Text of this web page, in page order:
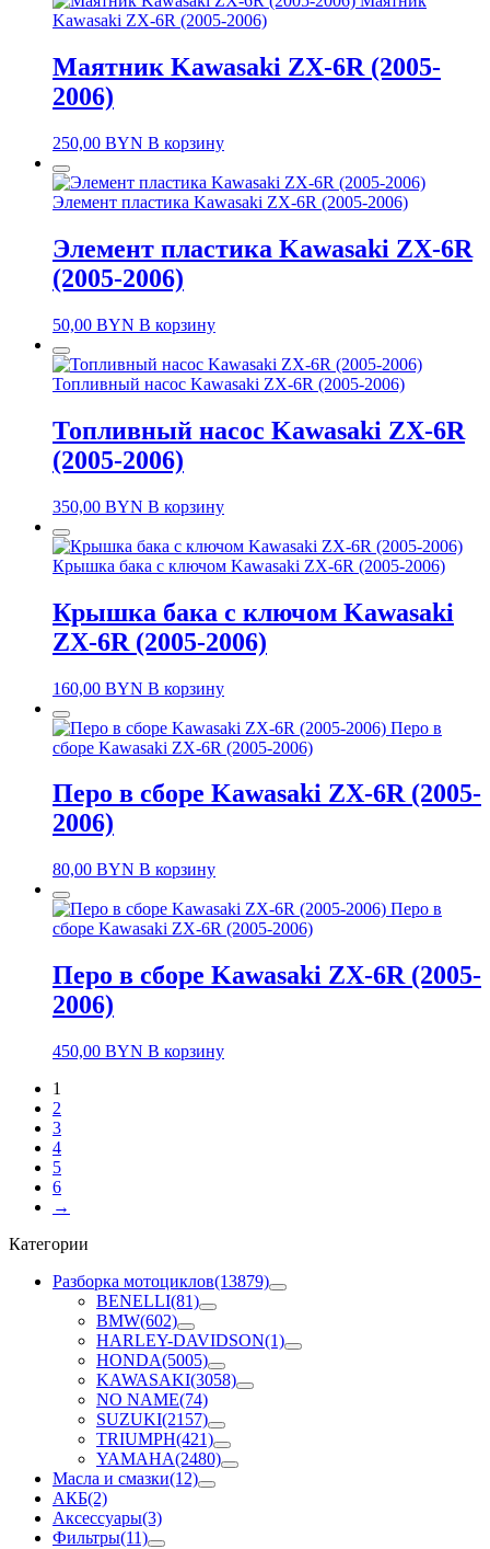
Kawasaki ZX-6R (2005-2006)
Маятник Kawasaki ZX-6R (2005-
2006)
250,00 BYN В корзину
Элемент пластика Kawasaki ZX-6R (2005-2006)
Элемент пластика Kawasaki ZX-6R
(2005-2006)
50,00 BYN В корзину
Топливный насос Kawasaki ZX-6R (2005-2006)
Топливный насос Kawasaki ZX-6R
(2005-2006)
350,00 BYN В корзину
Крышка бака с ключом Kawasaki ZX-6R (2005-2006)
Крышка бака с ключом Kawasaki
ZX-6R (2005-2006)
160,00 BYN В корзину
Перо в
сборе Kawasaki ZX-6R (2005-2006)
Перо в сборе Kawasaki ZX-6R (2005-
2006)
80,00 BYN В корзину
Перо в
сборе Kawasaki ZX-6R (2005-2006)
Перо в сборе Kawasaki ZX-6R (2005-
2006)
450,00 BYN В корзину
1
2
3
4
5
6
→
Категории
Разборка мотоциклов(13879)
BENELLI(81)
BMW(602)
HARLEY-DAVIDSON(1)
HONDA(5005)
KAWASAKI(3058)
NO NAME(74)
SUZUKI(2157)
TRIUMPH(421)
YAMAHA(2480)
Масла и смазки(12)
АКБ(2)
Аксессуары(3)
Фильтры(11)